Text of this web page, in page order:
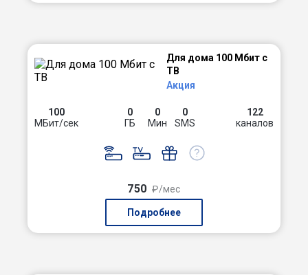
Для дома 100 Мбит с
ТВ
Акция
100
МБит/сек
0
ГБ
0
Мин
0
SMS
122
каналов
750 ₽/мес
Подробнее